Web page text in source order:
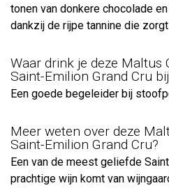
tonen van donkere chocolade
dankzij de rijpe tannine die
Waar drink je deze Maltus
Saint-Emilion Grand Cru
Een goede begeleider bij
Meer weten over deze
Saint-Emilion Grand Cru?
Een van de meest geliefde
prachtige wijn komt van